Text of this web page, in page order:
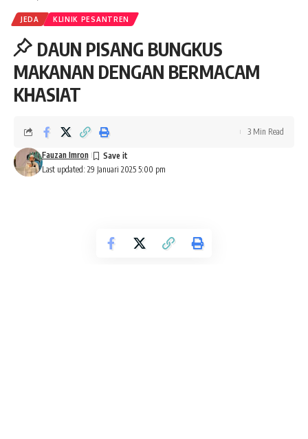
JEDA KLINIK PESANTREN
DAUN PISANG BUNGKUS
MAKANAN DENGAN BERMACAM
KHASIAT
Last updated: 29 Januari 2025 5:00 pm
Fauzan Imron
3 Min Read